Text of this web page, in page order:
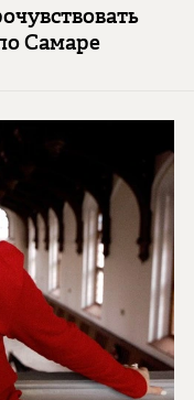
Самаре